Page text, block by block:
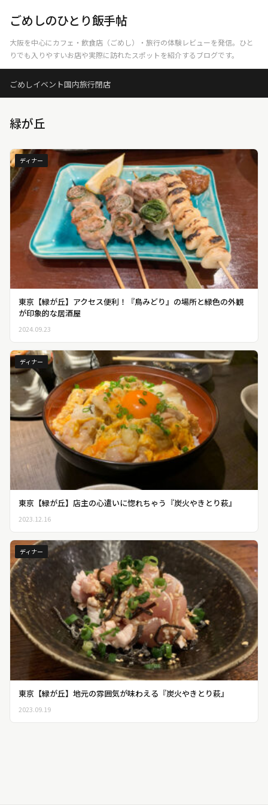
ごめしのひとり飯手帖
大阪を中心にカフェ・飲食店（ごめし）・旅行の体験レビューを発信。ひと
りでも入りやすいお店や実際に訪れたスポットを紹介するブログです。
ごめしイベント国内旅行閉店
緑が丘
ディナー
東京【緑が丘】アクセス便利！『鳥みどり』の場所と緑色の外観
が印象的な居酒屋
2024.09.23
ディナー
東京【緑が丘】店主の心遣いに惚れちゃう『炭火やきとり萩』
2023.12.16
ディナー
東京【緑が丘】地元の雰囲気が味わえる『炭火やきとり萩』
2023.09.19